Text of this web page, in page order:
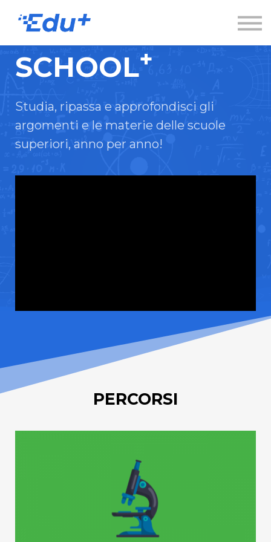
Accedi
Registrati
SCHOOL+
Studia, ripassa e approfondisci gli
argomenti e le materie delle scuole
superiori, anno per anno!
PERCORSI